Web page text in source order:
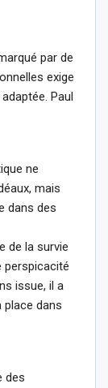
par de
exige
Paul
ne
mais
dans des
de la survie
perspicacité
issue, il a
place dans
des